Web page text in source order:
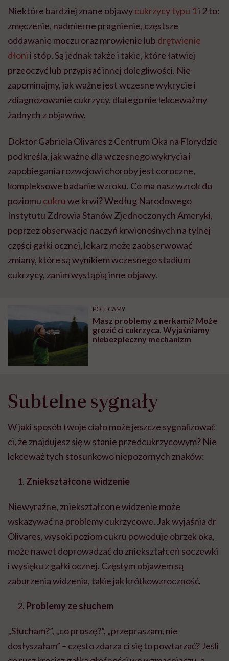
Niektóre bardziej znane objawycukrzycy typu 1 i 2 to:
zmęczenie, nadmierne pragnienie, częstsze
oddawanie moczu oraz mrowienie lub drętwienie
dłonii stóp. Są jednak także i takie, które łatwiej
przeoczyć lub przypisać innej dolegliwości. Nie
zapominajmy, jak ważne jest wczesne wykrycie i
zdiagnozowanie cukrzycy, dlatego nie lekceważmy
żadnych z objawów.
Doktor Gabriela Olivares z Centrum Oka na Florydzie
podkreśla, jak ważne dla wczesnego wykrycia i
zapobiegania rozwojowi choroby jest coroczne,
kompleksowe badanie wzroku. Co ma nasz wzrok do
poziomu cukruwe krwi? Według Narodowego
Instytutu Zdrowia Stanów Zjednoczonych Ameryki,
poprzez obserwacje naczyń krwionośnych na tylnej
części gałki ocznej, lekarz może zaobserwować
zmiany, które są wynikiem wczesnego stadium
cukrzycy, zanim wystąpią inne objawy.
POLECAMY
Masz problemy z nerkami? Może
grozić ci cukrzyca. Wyjaśniamy
niebezpieczny mechanizm
Subtelne sygnały
W jaki sposób twoje ciało może jeszcze sygnalizować
ci, że znajdujesz się w stanie przedcukrzycowym? Nie
lekceważ tych stosunkowo niepozornych znaków:
Zniekształcone widzenie
Niewyraźne, zniekształcone widzenie może
wskazywać na problemy cukrzycowe. Jak wyjaśnia dr
Olivares, wysoki poziom cukru powoduje obrzęk oka,
może nawet doprowadzać do zniekształceń soczewki
i wysięku z gałki ocznej. Częstym objawem są
zaburzenia widzenia, takie jak krótkowzroczność.
Problemy ze słuchem
„Słucham?”, „co proszę?”, „przepraszam, nie
dosłyszałam” – często zdarza ci się to powtarzać? Jeśli